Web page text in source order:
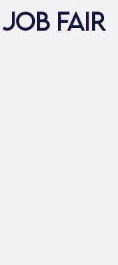
Fair